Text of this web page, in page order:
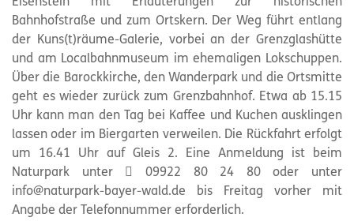
Bahnhofstraße und zum Ortskern. Der Weg führt entlang
der Kuns(t)räume-Galerie, vorbei an der Grenzglashütte
und am Localbahnmuseum im ehemaligen Lokschuppen.
Über die Barockkirche, den Wanderpark und die Ortsmitte
geht es wieder zurück zum Grenzbahnhof. Etwa ab 15.15
Uhr kann man den Tag bei Kaffee und Kuchen ausklingen
lassen oder im Biergarten verweilen. Die Rückfahrt erfolgt
um 16.41 Uhr auf Gleis 2. Eine Anmeldung ist beim
Naturpark unter  09922 80 24 80 oder unter
info@naturpark-bayer-wald.de bis Freitag vorher mit
Angabe der Telefonnummer erforderlich.